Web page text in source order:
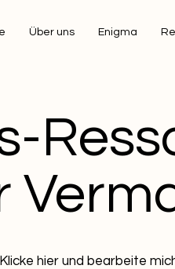
Über uns Enigma
hier und bearbeite